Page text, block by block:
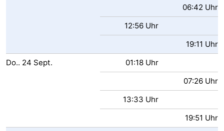
06:42 Uhr
12:56 Uhr
19:11 Uhr
Do.. 24 Sept.
01:18 Uhr
07:26 Uhr
13:33 Uhr
19:51 Uhr